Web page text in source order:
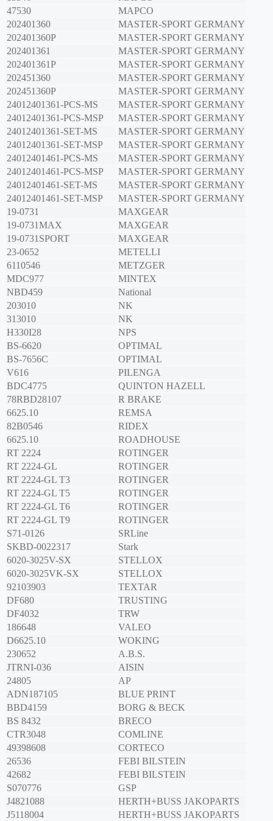
47530
MAPCO
202401360
MASTER-SPORT GERMANY
202401360P
MASTER-SPORT GERMANY
202401361
MASTER-SPORT GERMANY
202401361P
MASTER-SPORT GERMANY
202451360
MASTER-SPORT GERMANY
202451360P
MASTER-SPORT GERMANY
24012401361-PCS-MS
MASTER-SPORT GERMANY
24012401361-PCS-MSP
MASTER-SPORT GERMANY
24012401361-SET-MS
MASTER-SPORT GERMANY
24012401361-SET-MSP
MASTER-SPORT GERMANY
24012401461-PCS-MS
MASTER-SPORT GERMANY
24012401461-PCS-MSP
MASTER-SPORT GERMANY
24012401461-SET-MS
MASTER-SPORT GERMANY
24012401461-SET-MSP
MASTER-SPORT GERMANY
19-0731
MAXGEAR
19-0731MAX
MAXGEAR
19-0731SPORT
MAXGEAR
23-0652
METELLI
6110546
METZGER
MDC977
MINTEX
NBD459
National
203010
NK
313010
NK
H330I28
NPS
BS-6620
OPTIMAL
BS-7656C
OPTIMAL
V616
PILENGA
BDC4775
QUINTON HAZELL
78RBD28107
R BRAKE
6625.10
REMSA
82B0546
RIDEX
6625.10
ROADHOUSE
RT 2224
ROTINGER
RT 2224-GL
ROTINGER
RT 2224-GL T3
ROTINGER
RT 2224-GL T5
ROTINGER
RT 2224-GL T6
ROTINGER
RT 2224-GL T9
ROTINGER
S71-0126
SRLine
SKBD-0022317
Stark
6020-3025V-SX
STELLOX
6020-3025VK-SX
STELLOX
92103903
TEXTAR
DF680
TRUSTING
DF4032
TRW
186648
VALEO
D6625.10
WOKING
230652
A.B.S.
JTRNI-036
AISIN
24805
AP
ADN187105
BLUE PRINT
BBD4159
BORG & BECK
BS 8432
BRECO
CTR3048
COMLINE
49398608
CORTECO
26536
FEBI BILSTEIN
42682
FEBI BILSTEIN
S070776
GSP
J4821088
HERTH+BUSS JAKOPARTS
J5118004
HERTH+BUSS JAKOPARTS